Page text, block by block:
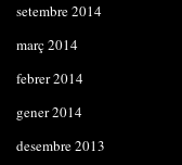
setembre 2014
març 2014
febrer 2014
gener 2014
desembre 2013